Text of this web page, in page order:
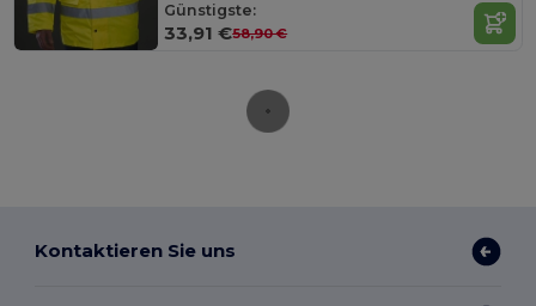
Günstigste:
33,91 €58,90 €
Kontaktieren Sie uns